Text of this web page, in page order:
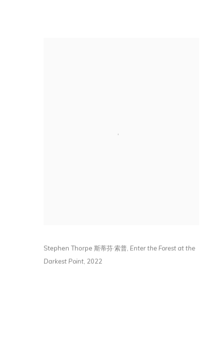
Stephen Thorpe 斯蒂芬·索普, Enter the Forest at the
Darkest Point, 2022